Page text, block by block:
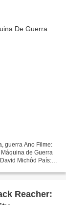
guerra Ano Filme:
de Guerra
Michôd País:
Reacher: